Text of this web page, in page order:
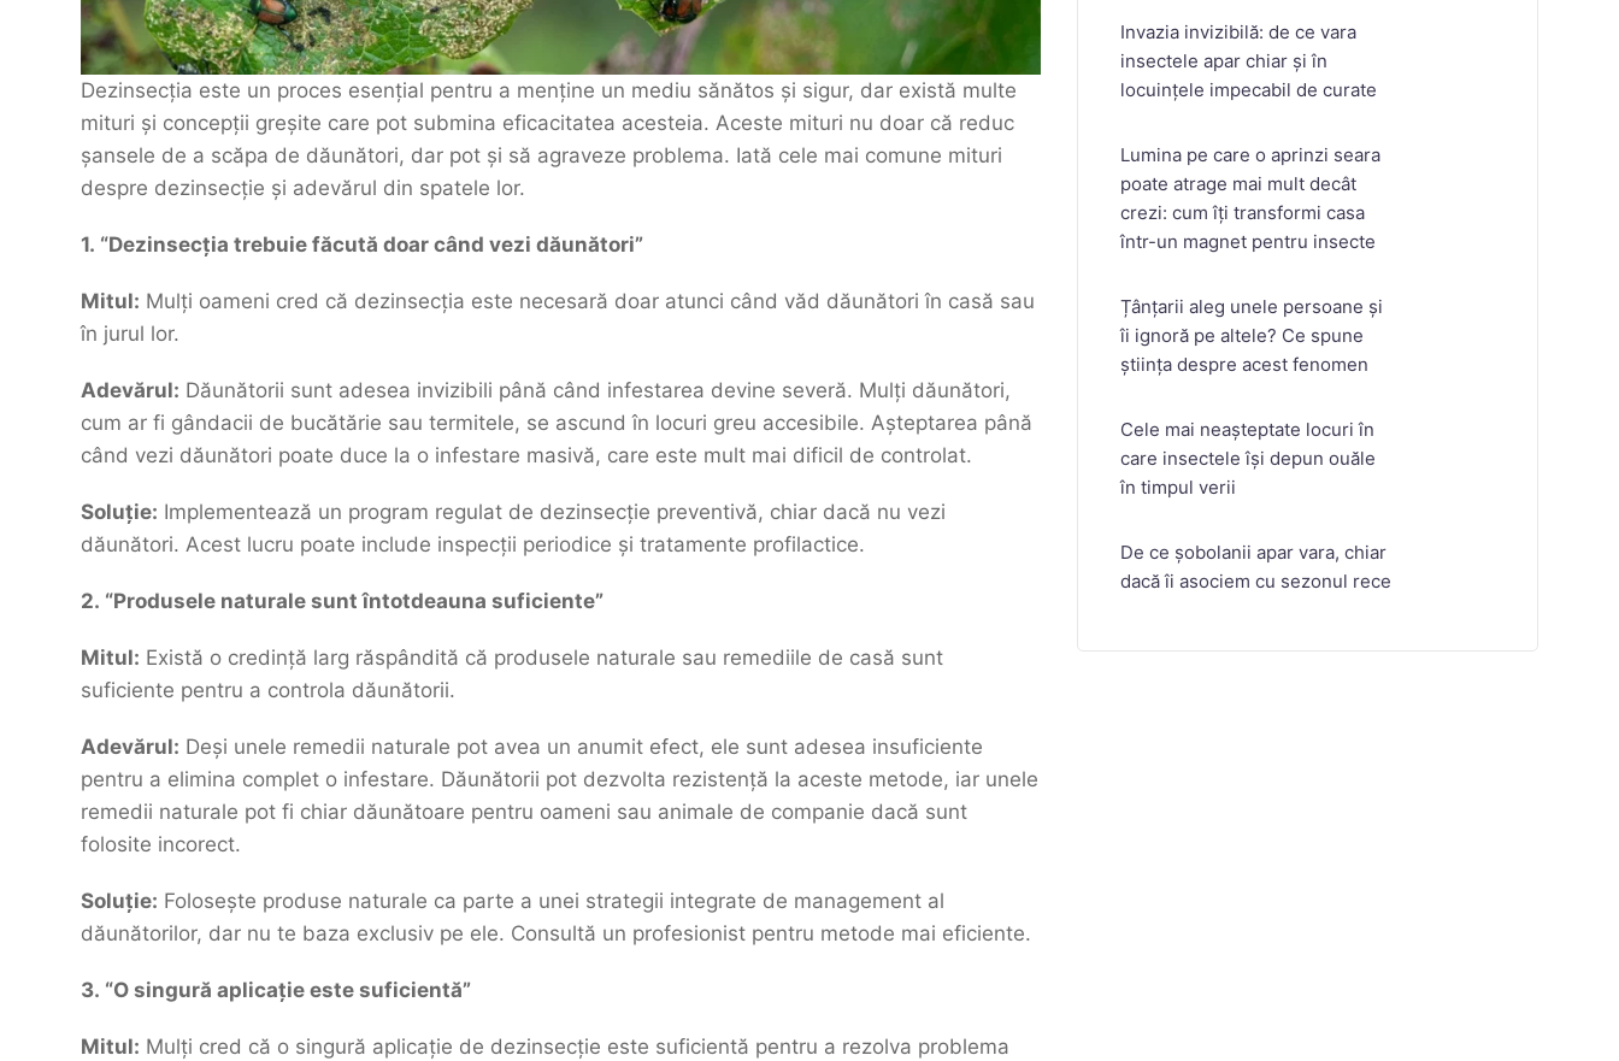
Dezinsecția este un proces esențial pentru a menține un mediu sănătos și sigur, dar există multe
mituri și concepții greșite care pot submina eficacitatea acesteia. Aceste mituri nu doar că reduc
șansele de a scăpa de dăunători, dar pot și să agraveze problema. Iată cele mai comune mituri
despre dezinsecție și adevărul din spatele lor.
1. “Dezinsecția trebuie făcută doar când vezi dăunători”
Mitul: Mulți oameni cred că dezinsecția este necesară doar atunci când văd dăunători în casă sau
în jurul lor.
Adevărul: Dăunătorii sunt adesea invizibili până când infestarea devine severă. Mulți dăunători,
cum ar fi gândacii de bucătărie sau termitele, se ascund în locuri greu accesibile. Așteptarea până
când vezi dăunători poate duce la o infestare masivă, care este mult mai dificil de controlat.
Soluție: Implementează un program regulat de dezinsecție preventivă, chiar dacă nu vezi
dăunători. Acest lucru poate include inspecții periodice și tratamente profilactice.
2. “Produsele naturale sunt întotdeauna suficiente”
Mitul: Există o credință larg răspândită că produsele naturale sau remediile de casă sunt
suficiente pentru a controla dăunătorii.
Adevărul: Deși unele remedii naturale pot avea un anumit efect, ele sunt adesea insuficiente
pentru a elimina complet o infestare. Dăunătorii pot dezvolta rezistență la aceste metode, iar unele
remedii naturale pot fi chiar dăunătoare pentru oameni sau animale de companie dacă sunt
folosite incorect.
Soluție: Folosește produse naturale ca parte a unei strategii integrate de management al
dăunătorilor, dar nu te baza exclusiv pe ele. Consultă un profesionist pentru metode mai eficiente.
3. “O singură aplicație este suficientă”
Mitul: Mulți cred că o singură aplicație de dezinsecție este suficientă pentru a rezolva problema
Invazia invizibilă: de ce vara
insectele apar chiar și în
locuințele impecabil de curate
Lumina pe care o aprinzi seara
poate atrage mai mult decât
crezi: cum îți transformi casa
într-un magnet pentru insecte
Țânțarii aleg unele persoane și
îi ignoră pe altele? Ce spune
știința despre acest fenomen
Cele mai neașteptate locuri în
care insectele își depun ouăle
în timpul verii
De ce șobolanii apar vara, chiar
dacă îi asociem cu sezonul rece